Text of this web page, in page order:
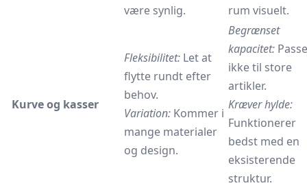
være synlig.
rum visuelt.
Kurve og kasser
Fleksibilitet: Let at
flytte rundt efter
behov.
Variation: Kommer i
mange materialer
og design.
Begrænset
kapacitet:
ikke til store
artikler.
Kræver hylde:
Funktionerer
bedst med en
eksisterende
struktur.